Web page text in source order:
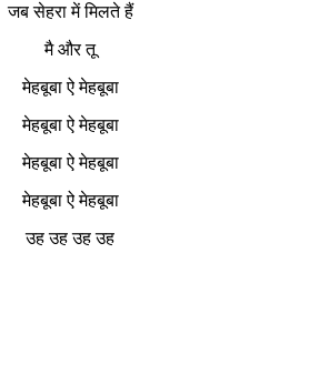
जब सेहरा में मिलते हैं
मै और तू
मेहबूबा ऐ मेहबूबा
मेहबूबा ऐ मेहबूबा
मेहबूबा ऐ मेहबूबा
मेहबूबा ऐ मेहबूबा
उह उह उह उह